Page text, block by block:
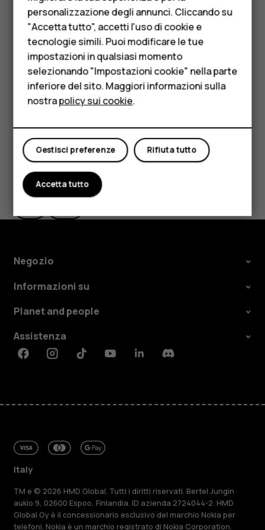
Accessori
HMD Terra M
Per le imprese
Tablet
Negozio
Il mio account
emergenza del luogo in cui ci si trova e premere il
tasto Chiama.
Disabilitare le restrizioni alle chiamate nel telefono,
ad esempio blocco delle chiamate, chiamate a
numeri consentiti o chiamate a un gruppo chiuso di
utenti.
Ti è stato d'aiuto?
Negozio
Informazioni su
Planet and people
Assistenza
FacebookInstagramTiktokYoutubeLinkedinDiscord
Italy
TM e © 2026 HMD Global. Tutti i diritti riservati. Bertel Jungin
aukio 9, 02600 Espoo, Finlandia. ID azienda 2724044-2. HMD
Global Oy è il concessionario esclusivo del marchio Nokia per
telefoni. Nokia è un marchio registrato di Nokia Corporation.
personalizzazione degli annunci. Cliccando su
"Accetta tutto", accetti l'uso di cookie e
tecnologie simili. Puoi modificare le tue
impostazioni in qualsiasi momento
selezionando "Impostazioni cookie" nella parte
inferiore del sito. Maggiori informazioni sulla
nostrapolicy sui cookie.
Rifiuta tutto
Gestisci preferenze
Accetta tutto